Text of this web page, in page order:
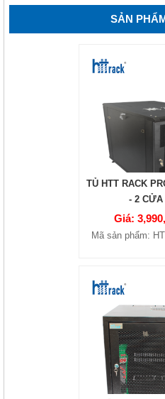
SẢN
TỦ HTT RACK
- 2 CỬA
Giá:
Mã sản phẩm: